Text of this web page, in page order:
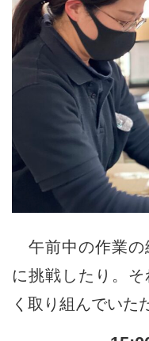
午前中の作業の
に挑戦したり。
く取り組んでいた